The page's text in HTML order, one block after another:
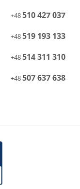
+48510 427 037
+48519 193 133
+48514 311 310
+48507 637 638